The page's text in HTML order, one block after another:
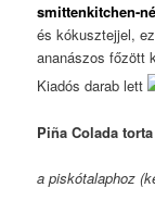
smittenkitchen-
és kókusztejjel,
ananászos főzött
Kiadós darab lett
Piña Colada
a piskótalaphoz